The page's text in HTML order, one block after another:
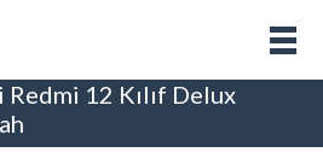
12 Kılıf Delux